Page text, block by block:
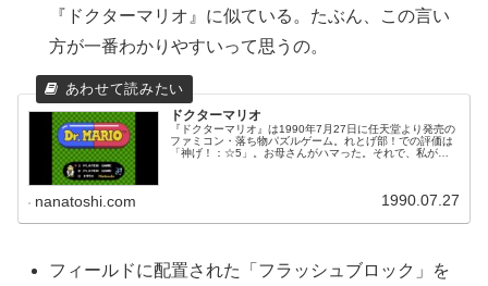
『ドクターマリオ』に似ている。たぶん、この言い
方が一番わかりやすいって思うの。
ドクターマリオ
『ドクターマリオ』は1990年7月27日に任天堂より発売の
ファミコン・落ち物パズルゲーム。れとげ部！での評価は
「神げ！：☆5」。お母さんがハマった。それで、私がフ
nanatoshi.com 1990.07.27
フィールドに配置された「フラッシュブロック」を